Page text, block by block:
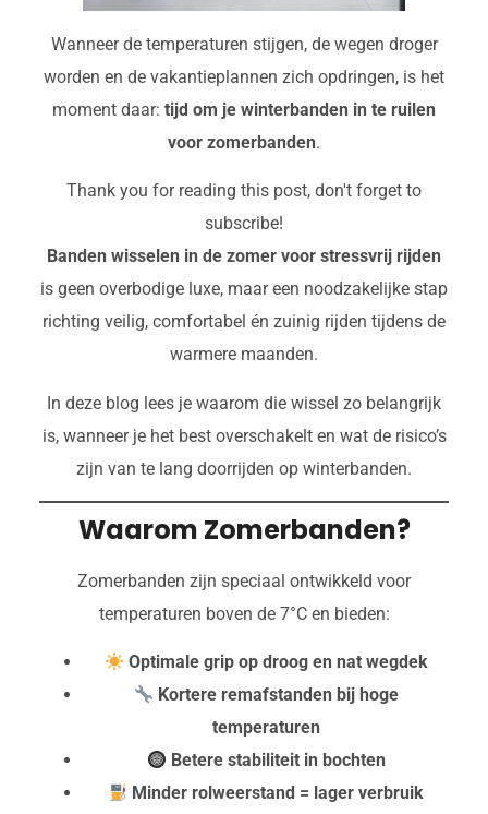
Wanneer de temperaturen stijgen, de wegen droger
worden en de vakantieplannen zich opdringen, is het
moment daar: tijd om je winterbanden in te ruilen
voor zomerbanden.
Thank you for reading this post, don't forget to
subscribe!
Banden wisselen in de zomer voor stressvrij rijden
is geen overbodige luxe, maar een noodzakelijke stap
richting veilig, comfortabel én zuinig rijden tijdens de
warmere maanden.
In deze blog lees je waarom die wissel zo belangrijk
is, wanneer je het best overschakelt en wat de risico’s
zijn van te lang doorrijden op winterbanden.
Waarom Zomerbanden?
Zomerbanden zijn speciaal ontwikkeld voor
temperaturen boven de 7°C en bieden:
Optimale grip op droog en nat wegdek
Kortere remafstanden bij hoge
temperaturen
Betere stabiliteit in bochten
Minder rolweerstand = lager verbruik